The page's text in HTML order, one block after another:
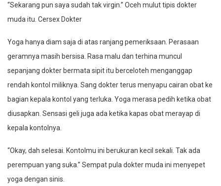
“Sekarang pun saya sudah tak virgin.” Oceh mulut tipis dokter
muda itu. Cersex Dokter
Yoga hanya diam saja di atas ranjang pemeriksaan. Perasaan
geramnya masih bersisa. Rasa malu dan terhina muncul
sepanjang dokter bermata sipit itu berceloteh menganggap
rendah kontol miliknya. Sang dokter terus menyapu cairan obat ke
bagian kepala kontol yang terluka. Yoga merasa pedih ketika obat
diusapkan. Sensasi geli juga ada ketika kapas obat merayap di
kepala kontolnya.
“Okay, dah selesai. Kontolmu ini berukuran kecil sekali. Tak ada
perempuan yang suka.” Sempat pula dokter muda ini menyepet
yoga dengan sinis.